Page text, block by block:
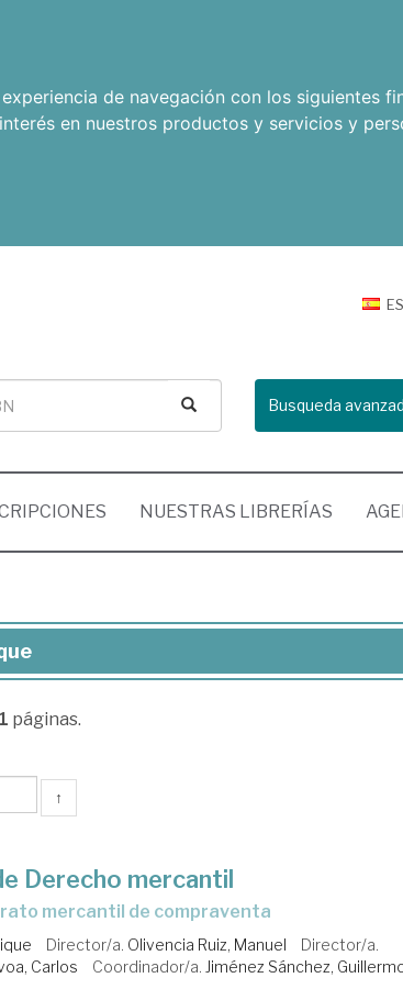
de navegación con los siguientes
en nuestros productos y servicios y
ES
Busqueda
NUESTRAS LIBRERÍAS
1 páginas.
↑
Derecho mercantil
mercantil de compraventa
Director/a. Olivencia Ruiz, Manuel
Director/a.
Carlos
Coordinador/a. Jiménez Sánchez,